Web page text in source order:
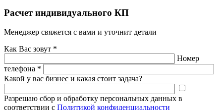
Расчет индивидуального КП
Менеджер свяжется с вами и уточнит детали
Как Вас зовут *
Номер
телефона *
Какой у вас бизнес и какая стоит задача?
Разрешаю сбор и обработку персональных данных в
соответствии с Политикой конфиденциальности